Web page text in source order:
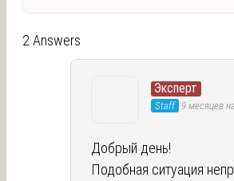
2 Answers
Эксперт
Staff 9 месяцев
Добрый день!
Подобная ситуация